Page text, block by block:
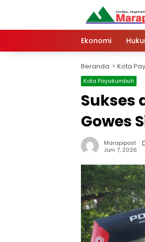
Ekonomi
Beranda Kota
Kota Payakumbuh
Sukses
Gowes
Marapipost
Juni 7, 2026